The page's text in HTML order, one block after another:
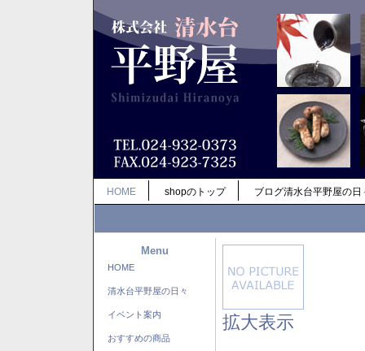
HOME shopのトップ ブログ清水台平野屋の日
Menu
HOME
清水台平野屋の日々
イベント案内
おすすめの商品
拡大表示